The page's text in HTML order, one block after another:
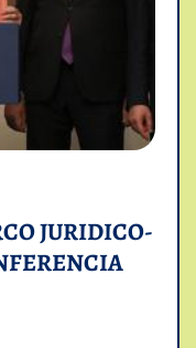
JURIDICO-